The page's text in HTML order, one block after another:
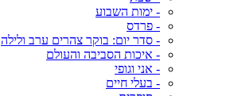
- ימות השבוע
- פרדס
- סדר יום: בוקר צהרים ערב ולילה
- איכות הסביבה והעולם
- אני וגופי
- בעלי חיים